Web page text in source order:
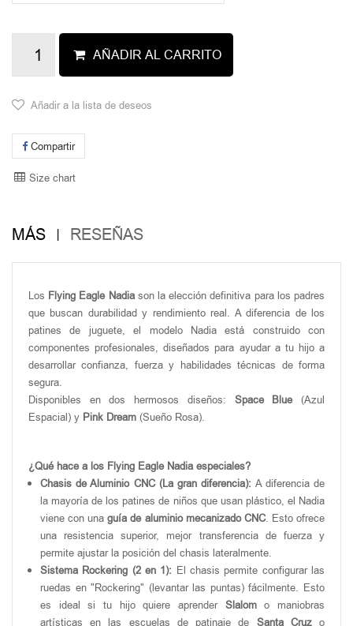
AÑADIR AL CARRITO
Añadir a la lista de deseos
Compartir
Size chart
MÁS RESEÑAS
Los Flying Eagle Nadiason la elección definitiva para los padres
que buscan durabilidad y rendimiento real. A diferencia de los
patines de juguete, el modelo Nadia está construido con
componentes profesionales, diseñados para ayudar a tu hijo a
desarrollar confianza, fuerza y habilidades técnicas de forma
segura.
Disponibles en dos hermosos diseños: Space Blue(Azul
Espacial) y Pink Dream (Sueño Rosa).
¿Qué hace a los Flying Eagle Nadia especiales?
Chasis de Aluminio CNC (La gran diferencia): A diferencia de
la mayoría de los patines de niños que usan plástico, el Nadia
viene con unaguía de aluminio mecanizado CNC. Esto ofrece
una resistencia superior, mejor transferencia de fuerza y
permite ajustar la posición del chasis lateralmente.
Sistema Rockering (2 en 1): El chasis permite configurar las
ruedas en "Rockering" (levantar las puntas) fácilmente. Esto
es ideal si tu hijo quiere aprender Slalomo maniobras
artísticas en las escuelas de patinaje de Santa Cruzo